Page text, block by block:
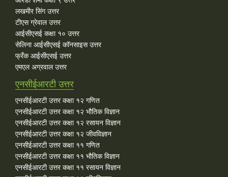
लखमीर सिंग उत्तर
टीएस ग्रेवाल उत्तर
आईसीएसई कक्षा १० उत्तर
सेलिना आईसीएसई कॉनसाइस उत्तर
फ्रँक आईसीएसई उत्तर
एमएल अग्रवाल उत्तर
एनसीईआरटी उत्तर
एनसीईआरटी उत्तर कक्षा १२ गणित
एनसीईआरटी उत्तर कक्षा १२ भौतिक विज्ञान
एनसीईआरटी उत्तर कक्षा १२ रसायन विज्ञान
एनसीईआरटी उत्तर कक्षा १२ जीवविज्ञान
एनसीईआरटी उत्तर कक्षा ११ गणित
एनसीईआरटी उत्तर कक्षा ११ भौतिक विज्ञान
एनसीईआरटी उत्तर कक्षा ११ रसायन विज्ञान